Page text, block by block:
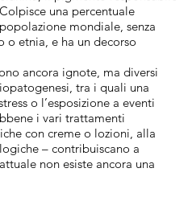
una percentuale
mondiale, senza
o etnia, e ha un decorso
ancora ignote, ma diversi
tra i quali una
o l’esposizione a eventi
i vari trattamenti
con creme o lozioni, alla
– contribuiscano a
non esiste ancora una